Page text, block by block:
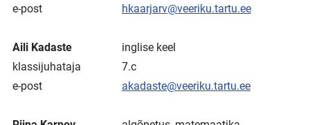
e-post
hkaarjarv@veeriku.tartu.ee
Aili Kadaste
inglise keel
klassijuhataja
7.c
e-post
akadaste@veeriku.tartu.ee